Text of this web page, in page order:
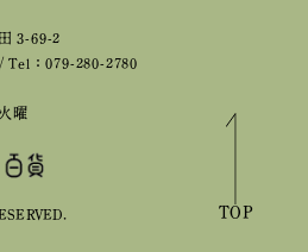
3-69-2
Tel：079-280-2780
曜
TOP